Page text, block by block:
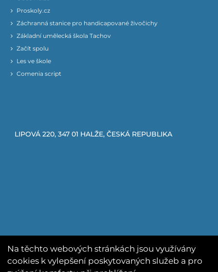
Proskoly.cz
Záchranná stanice pro handicapované živočichy
Základní umělecká škola Tachov
Začít spolu
Les ve škole
Comenia script
LIPOVÁ 220, 347 01 HALŽE, ČESKÁ REPUBLIKA
Na těchto webových stránkách jsou využívány
cookies k vylepšení poskytovaných služeb a pro